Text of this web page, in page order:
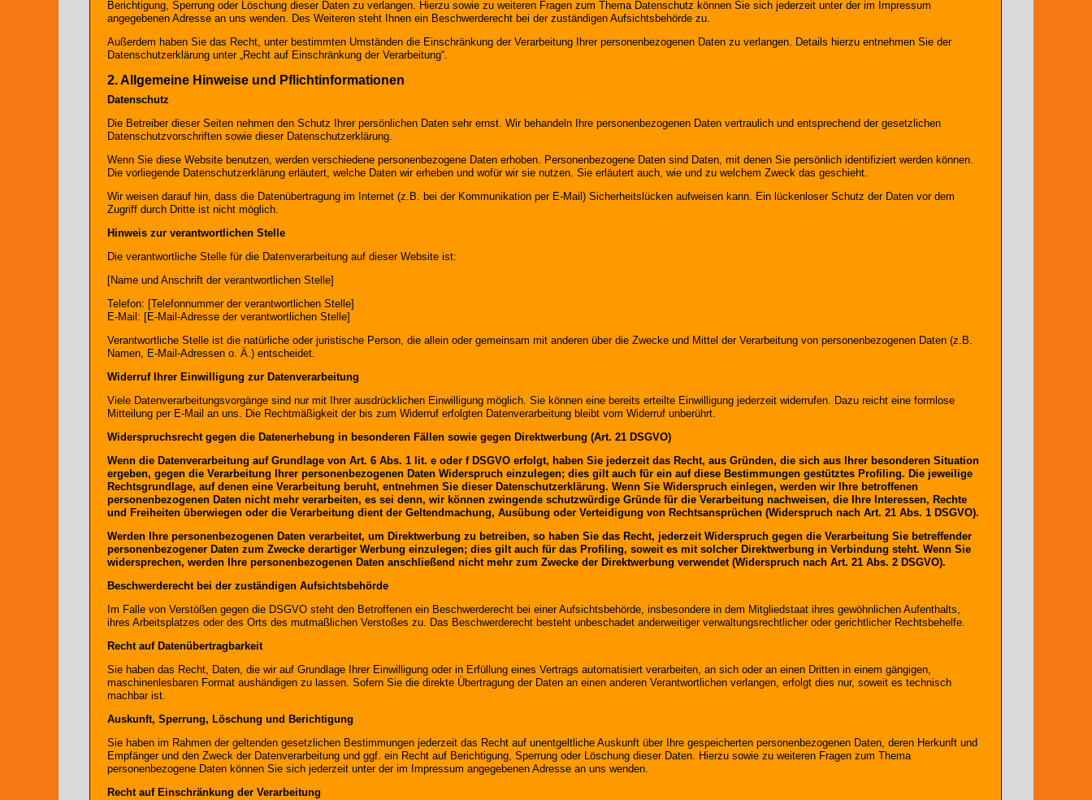
Berichtigung, Sperrung oder Löschung dieser Daten zu verlangen. Hierzu sowie zu weiteren Fragen zum Thema Datenschutz können Sie sich jederzeit unter der im Impressum
angegebenen Adresse an uns wenden. Des Weiteren steht Ihnen ein Beschwerderecht bei der zuständigen Aufsichtsbehörde zu.
Außerdem haben Sie das Recht, unter bestimmten Umständen die Einschränkung der Verarbeitung Ihrer personenbezogenen Daten zu verlangen. Details hierzu entnehmen Sie der
Datenschutzerklärung unter „Recht auf Einschränkung der Verarbeitung“.
2. Allgemeine Hinweise und Pflichtinformationen
Datenschutz
Die Betreiber dieser Seiten nehmen den Schutz Ihrer persönlichen Daten sehr ernst. Wir behandeln Ihre personenbezogenen Daten vertraulich und entsprechend der gesetzlichen
Datenschutzvorschriften sowie dieser Datenschutzerklärung.
Wenn Sie diese Website benutzen, werden verschiedene personenbezogene Daten erhoben. Personenbezogene Daten sind Daten, mit denen Sie persönlich identifiziert werden können.
Die vorliegende Datenschutzerklärung erläutert, welche Daten wir erheben und wofür wir sie nutzen. Sie erläutert auch, wie und zu welchem Zweck das geschieht.
Wir weisen darauf hin, dass die Datenübertragung im Internet (z.B. bei der Kommunikation per E-Mail) Sicherheitslücken aufweisen kann. Ein lückenloser Schutz der Daten vor dem
Zugriff durch Dritte ist nicht möglich.
Hinweis zur verantwortlichen Stelle
Die verantwortliche Stelle für die Datenverarbeitung auf dieser Website ist:
[Name und Anschrift der verantwortlichen Stelle]
Telefon: [Telefonnummer der verantwortlichen Stelle]
E-Mail: [E-Mail-Adresse der verantwortlichen Stelle]
Verantwortliche Stelle ist die natürliche oder juristische Person, die allein oder gemeinsam mit anderen über die Zwecke und Mittel der Verarbeitung von personenbezogenen Daten (z.B.
Namen, E-Mail-Adressen o. Ä.) entscheidet.
Widerruf Ihrer Einwilligung zur Datenverarbeitung
Viele Datenverarbeitungsvorgänge sind nur mit Ihrer ausdrücklichen Einwilligung möglich. Sie können eine bereits erteilte Einwilligung jederzeit widerrufen. Dazu reicht eine formlose
Mitteilung per E-Mail an uns. Die Rechtmäßigkeit der bis zum Widerruf erfolgten Datenverarbeitung bleibt vom Widerruf unberührt.
Widerspruchsrecht gegen die Datenerhebung in besonderen Fällen sowie gegen Direktwerbung (Art. 21 DSGVO)
Wenn die Datenverarbeitung auf Grundlage von Art. 6 Abs. 1 lit. e oder f DSGVO erfolgt, haben Sie jederzeit das Recht, aus Gründen, die sich aus Ihrer besonderen Situation
ergeben, gegen die Verarbeitung Ihrer personenbezogenen Daten Widerspruch einzulegen; dies gilt auch für ein auf diese Bestimmungen gestütztes Profiling. Die jeweilige
Rechtsgrundlage, auf denen eine Verarbeitung beruht, entnehmen Sie dieser Datenschutzerklärung. Wenn Sie Widerspruch einlegen, werden wir Ihre betroffenen
personenbezogenen Daten nicht mehr verarbeiten, es sei denn, wir können zwingende schutzwürdige Gründe für die Verarbeitung nachweisen, die Ihre Interessen, Rechte
und Freiheiten überwiegen oder die Verarbeitung dient der Geltendmachung, Ausübung oder Verteidigung von Rechtsansprüchen (Widerspruch nach Art. 21 Abs. 1 DSGVO).
Werden Ihre personenbezogenen Daten verarbeitet, um Direktwerbung zu betreiben, so haben Sie das Recht, jederzeit Widerspruch gegen die Verarbeitung Sie betreffender
personenbezogener Daten zum Zwecke derartiger Werbung einzulegen; dies gilt auch für das Profiling, soweit es mit solcher Direktwerbung in Verbindung steht. Wenn Sie
widersprechen, werden Ihre personenbezogenen Daten anschließend nicht mehr zum Zwecke der Direktwerbung verwendet (Widerspruch nach Art. 21 Abs. 2 DSGVO).
Beschwerderecht bei der zuständigen Aufsichtsbehörde
Im Falle von Verstößen gegen die DSGVO steht den Betroffenen ein Beschwerderecht bei einer Aufsichtsbehörde, insbesondere in dem Mitgliedstaat ihres gewöhnlichen Aufenthalts,
ihres Arbeitsplatzes oder des Orts des mutmaßlichen Verstoßes zu. Das Beschwerderecht besteht unbeschadet anderweitiger verwaltungsrechtlicher oder gerichtlicher Rechtsbehelfe.
Recht auf Datenübertragbarkeit
Sie haben das Recht, Daten, die wir auf Grundlage Ihrer Einwilligung oder in Erfüllung eines Vertrags automatisiert verarbeiten, an sich oder an einen Dritten in einem gängigen,
maschinenlesbaren Format aushändigen zu lassen. Sofern Sie die direkte Übertragung der Daten an einen anderen Verantwortlichen verlangen, erfolgt dies nur, soweit es technisch
machbar ist.
Auskunft, Sperrung, Löschung und Berichtigung
Sie haben im Rahmen der geltenden gesetzlichen Bestimmungen jederzeit das Recht auf unentgeltliche Auskunft über Ihre gespeicherten personenbezogenen Daten, deren Herkunft und
Empfänger und den Zweck der Datenverarbeitung und ggf. ein Recht auf Berichtigung, Sperrung oder Löschung dieser Daten. Hierzu sowie zu weiteren Fragen zum Thema
personenbezogene Daten können Sie sich jederzeit unter der im Impressum angegebenen Adresse an uns wenden.
Recht auf Einschränkung der Verarbeitung